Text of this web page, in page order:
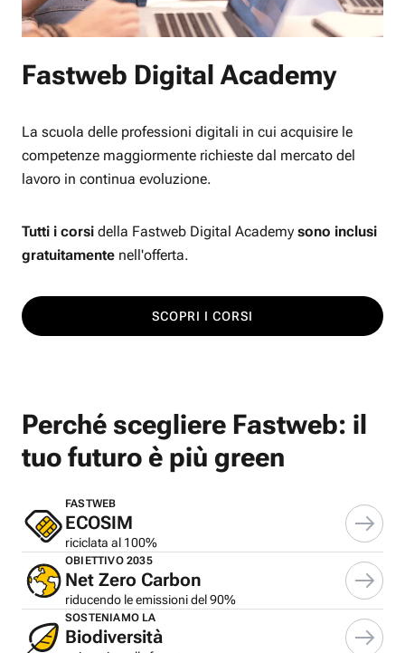
Fastweb Digital Academy
La scuola delle professioni digitali in cui acquisire le
competenze maggiormente richieste dal mercato del
lavoro in continua evoluzione.
Tutti i corsi della Fastweb Digital Academy sono inclusi
gratuitamente nell'offerta.
SCOPRI I CORSI
Perché scegliere Fastweb: il
tuo futuro è più green
FASTWEB
ECOSIM
riciclata al 100%
OBIETTIVO 2035
Net Zero Carbon
riducendo le emissioni del 90%
SOSTENIAMO LA
Biodiversità